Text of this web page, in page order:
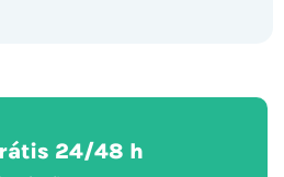
24/48 h